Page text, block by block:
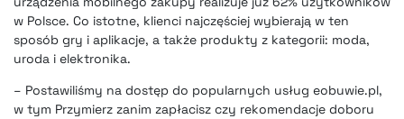
w Polsce. Co istotne, klienci najczęściej wybierają w ten
sposób gry i aplikacje, a także produkty z kategorii: moda,
uroda i elektronika.
– Postawiliśmy na dostęp do popularnych usług eobuwie.pl,
w tym Przymierz zanim zapłacisz czy rekomendacje doboru